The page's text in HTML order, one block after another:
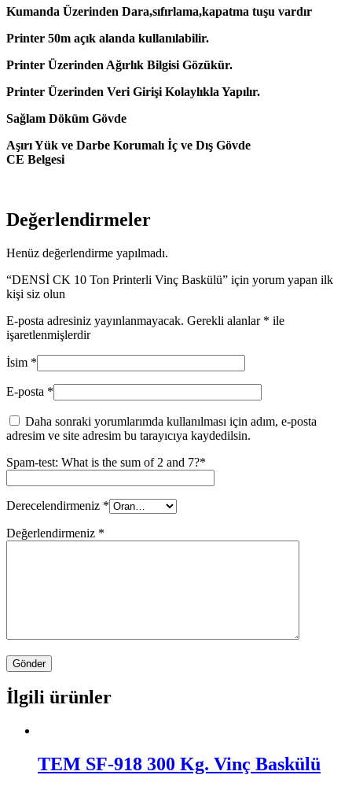
Kumanda Üzerinden Dara,sıfırlama,kapatma tuşu vardır
Printer 50m açık alanda kullanılabilir.
Printer Üzerinden Ağırlık Bilgisi Gözükür.
Printer Üzerinden Veri Girişi Kolaylıkla Yapılır.
Sağlam Döküm Gövde
Aşırı Yük ve Darbe Korumalı İç ve Dış Gövde
CE Belgesi
Değerlendirmeler
Henüz değerlendirme yapılmadı.
“DENSİ CK 10 Ton Printerli Vinç Baskülü” için yorum yapan ilk
kişi siz olun
E-posta adresiniz yayınlanmayacak. Gerekli alanlar * ile
işaretlenmişlerdir
İsim *
E-posta *
Daha sonraki yorumlarımda kullanılması için adım, e-posta
adresim ve site adresim bu tarayıcıya kaydedilsin.
Spam-test: What is the sum of 2 and 7?*
Derecelendirmeniz *
Değerlendirmeniz *
İlgili ürünler
TEM SF-918 300 Kg. Vinç Baskülü